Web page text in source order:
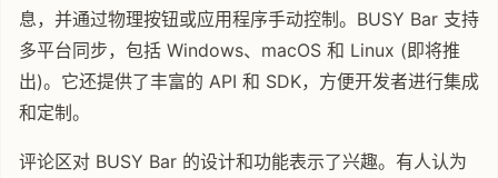
息，并通过物理按钮或应用程序手动控制。BUSY Bar 支持
多平台同步，包括 Windows、macOS 和 Linux (即将推
出)。它还提供了丰富的 API 和 SDK，方便开发者进行集成
和定制。
评论区对 BUSY Bar 的设计和功能表示了兴趣。有人认为